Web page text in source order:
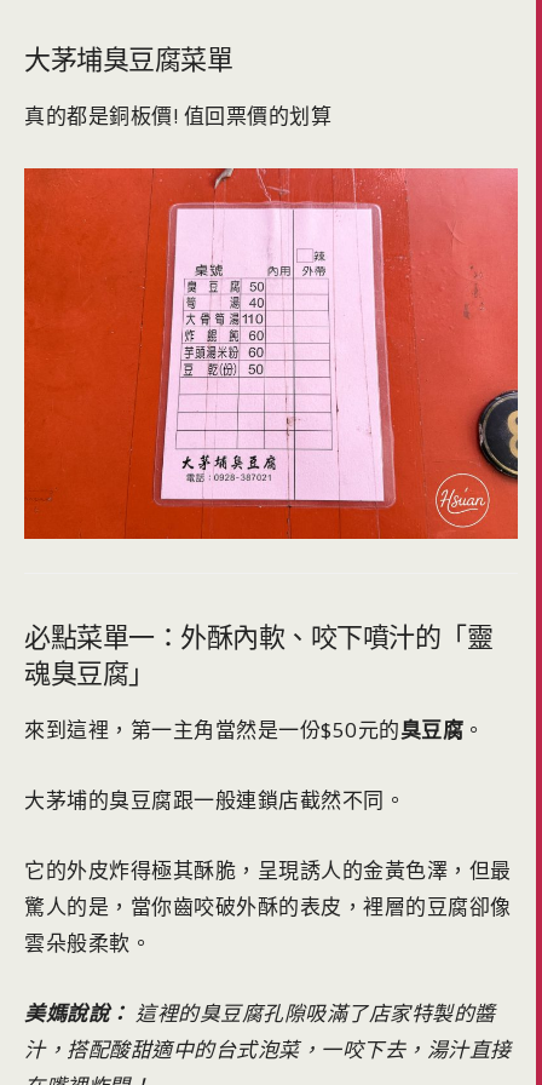
大茅埔臭豆腐菜單
真的都是銅板價! 值回票價的划算
必點菜單一：外酥內軟、咬下噴汁的「靈
魂臭豆腐」
來到這裡，第一主角當然是一份$50元的臭豆腐 。
大茅埔的臭豆腐跟一般連鎖店截然不同。
它的外皮炸得極其酥脆，呈現誘人的金黃色澤，但最
驚人的是，當你齒咬破外酥的表皮，裡層的豆腐卻像
雲朵般柔軟。
美媽說說： 這裡的臭豆腐孔隙吸滿了店家特製的醬
汁，搭配酸甜適中的台式泡菜，一咬下去，湯汁直接